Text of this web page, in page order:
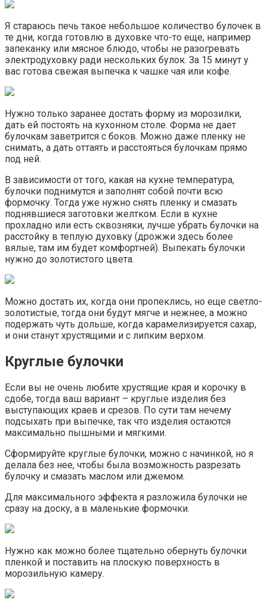
Я стараюсь печь такое небольшое количество булочек в
те дни, когда готовлю в духовке что-то еще, например
запеканку или мясное блюдо, чтобы не разогревать
электродуховку ради нескольких булок. За 15 минут у
вас готова свежая выпечка к чашке чая или кофе.
Нужно только заранее достать форму из морозилки,
дать ей постоять на кухонном столе. Форма не дает
булочкам заветрится с боков. Можно даже пленку не
снимать, а дать оттаять и расстояться булочкам прямо
под ней.
В зависимости от того, какая на кухне температура,
булочки поднимутся и заполнят собой почти всю
формочку. Тогда уже нужно снять пленку и смазать
поднявшиеся заготовки желтком. Если в кухне
прохладно или есть сквозняки, лучше убрать булочки на
расстойку в теплую духовку (дрожжи здесь более
вялые, там им будет комфортней). Выпекать булочки
нужно до золотистого цвета.
Можно достать их, когда они пропеклись, но еще светло-
золотистые, тогда они будут мягче и нежнее, а можно
подержать чуть дольше, когда карамелизируется сахар,
и они станут хрустящими и с липким верхом.
Круглые булочки
Если вы не очень любите хрустящие края и корочку в
сдобе, тогда ваш вариант – круглые изделия без
выступающих краев и срезов. По сути там нечему
подсыхать при выпечке, так что изделия остаются
максимально пышными и мягкими.
Сформируйте круглые булочки, можно с начинкой, но я
делала без нее, чтобы была возможность разрезать
булочку и смазать маслом или джемом.
Для максимального эффекта я разложила булочки не
сразу на доску, а в маленькие формочки.
Нужно как можно более тщательно обернуть булочки
пленкой и поставить на плоскую поверхность в
морозильную камеру.